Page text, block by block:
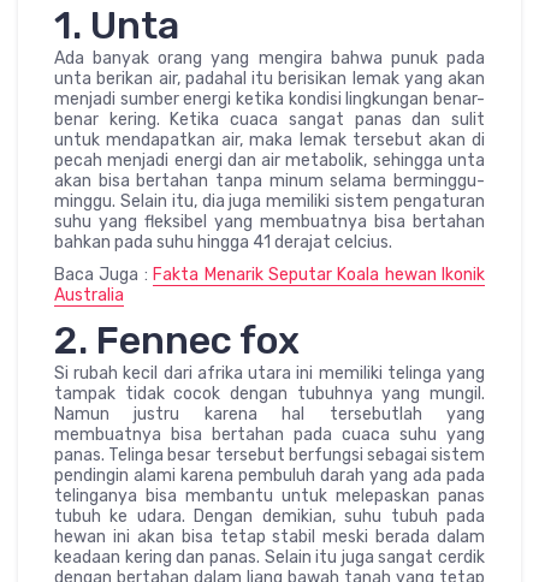
1. Unta
Ada banyak orang yang mengira bahwa punuk pada
unta berikan air, padahal itu berisikan lemak yang akan
menjadi sumber energi ketika kondisi lingkungan benar-
benar kering. Ketika cuaca sangat panas dan sulit
untuk mendapatkan air, maka lemak tersebut akan di
pecah menjadi energi dan air metabolik, sehingga unta
akan bisa bertahan tanpa minum selama berminggu-
minggu. Selain itu, dia juga memiliki sistem pengaturan
suhu yang fleksibel yang membuatnya bisa bertahan
bahkan pada suhu hingga 41 derajat celcius.
Baca Juga : Fakta Menarik Seputar Koala hewan Ikonik
Australia
2. Fennec fox
Si rubah kecil dari afrika utara ini memiliki telinga yang
tampak tidak cocok dengan tubuhnya yang mungil.
Namun justru karena hal tersebutlah yang
membuatnya bisa bertahan pada cuaca suhu yang
panas. Telinga besar tersebut berfungsi sebagai sistem
pendingin alami karena pembuluh darah yang ada pada
telinganya bisa membantu untuk melepaskan panas
tubuh ke udara. Dengan demikian, suhu tubuh pada
hewan ini akan bisa tetap stabil meski berada dalam
keadaan kering dan panas. Selain itu juga sangat cerdik
dengan bertahan dalam liang bawah tanah yang tetap